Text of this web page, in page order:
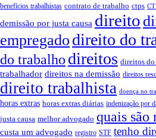
benefícios trabalhistas contrato de trabalho ctps
demissão por justa causa direito
empregado direito do
do trabalho direitos direitos do
trabalhador direitos na demissão direitos
direito trabalhista doença no
horas extras horas extras diárias indenização por
justa causa melhor advogado quais são
custa um advogado registro STF tenho